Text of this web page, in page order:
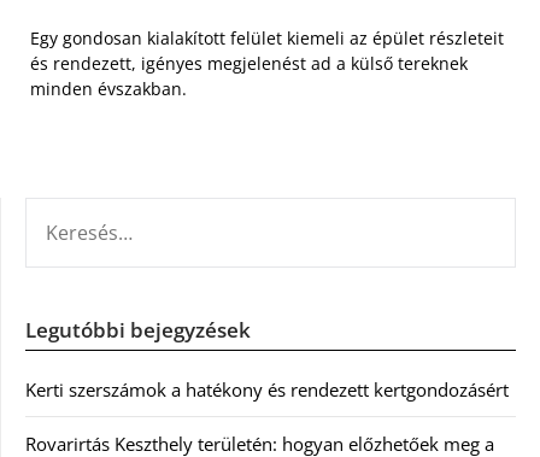
Egy gondosan kialakított felület kiemeli az épület részleteit
és rendezett, igényes megjelenést ad a külső tereknek
minden évszakban.
Legutóbbi bejegyzések
Kerti szerszámok a hatékony és rendezett kertgondozásért
Rovarirtás Keszthely területén: hogyan előzhetőek meg a